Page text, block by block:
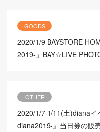
GOODS
2020/1/9 BAYSTORE
2019-」BAY☆LIVE
OTHER
2020/1/7 1/11(土)dianaイ
diana2019-』当日券の販